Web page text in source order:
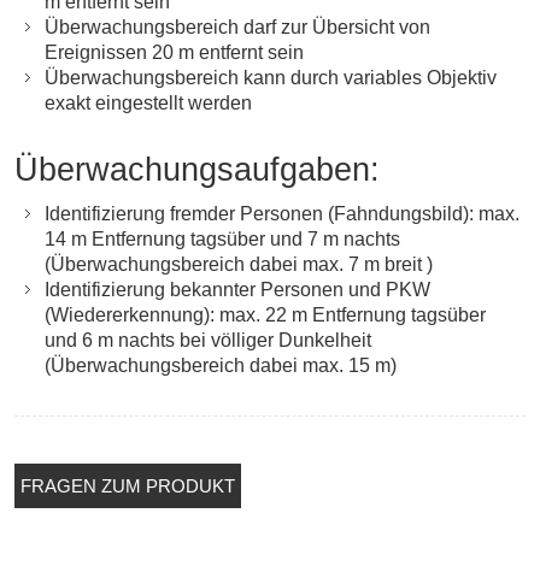
Überwachungsbereich darf zur Übersicht von
Ereignissen 20 m entfernt sein
Überwachungsbereich kann durch variables Objektiv
exakt eingestellt werden
Überwachungsaufgaben:
Identifizierung fremder Personen (Fahndungsbild): max.
14 m Entfernung tagsüber und 7 m nachts
(Überwachungsbereich dabei max. 7 m breit )
Identifizierung bekannter Personen und PKW
(Wiedererkennung): max. 22 m Entfernung tagsüber
und 6 m nachts bei völliger Dunkelheit
(Überwachungsbereich dabei max. 15 m)
FRAGEN ZUM PRODUKT